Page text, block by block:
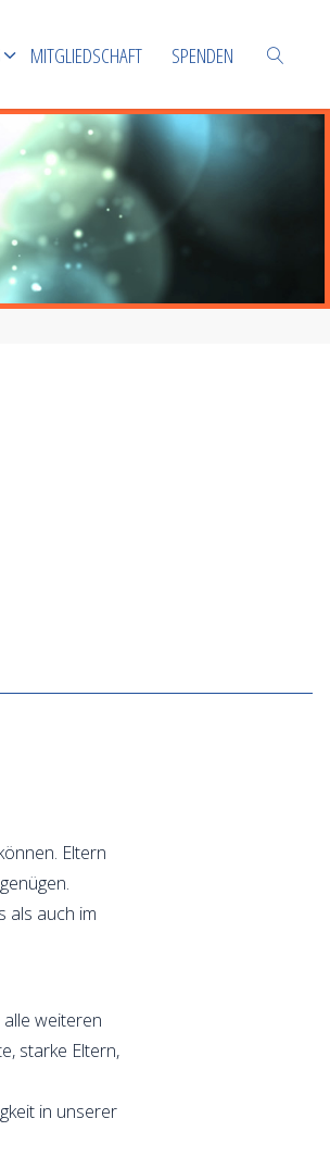
MITGLIEDSCHAFT SPENDEN
SUCHEN
Eltern
als auch im
weiteren
starke Eltern,
in unserer